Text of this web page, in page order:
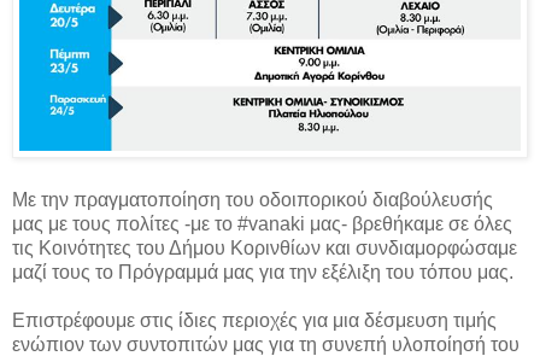
Με την πραγματοποίηση του οδοιπορικού διαβούλευσής
μας με τους πολίτες -με το #vanaki μας- βρεθήκαμε σε όλες
τις Κοινότητες του Δήμου Κορινθίων και συνδιαμορφώσαμε
μαζί τους το Πρόγραμμά μας για την εξέλιξη του τόπου μας.
Επιστρέφουμε στις ίδιες περιοχές για μια δέσμευση τιμής
ενώπιον των συντοπιτών μας για τη συνεπή υλοποίησή του